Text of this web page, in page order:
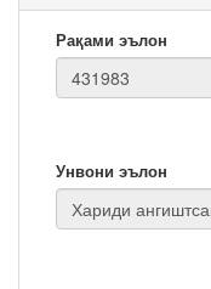
Рақами эълон
Унвони эълон